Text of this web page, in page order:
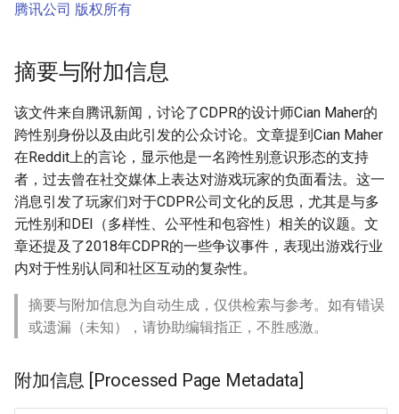
腾讯公司 版权所有
摘要与附加信息
该文件来自腾讯新闻，讨论了CDPR的设计师Cian Maher的
跨性别身份以及由此引发的公众讨论。文章提到Cian Maher
在Reddit上的言论，显示他是一名跨性别意识形态的支持
者，过去曾在社交媒体上表达对游戏玩家的负面看法。这一
消息引发了玩家们对于CDPR公司文化的反思，尤其是与多
元性别和DEI（多样性、公平性和包容性）相关的议题。文
章还提及了2018年CDPR的一些争议事件，表现出游戏行业
内对于性别认同和社区互动的复杂性。
摘要与附加信息为自动生成，仅供检索与参考。如有错误
或遗漏（未知），请协助编辑指正，不胜感激。
附加信息 [Processed Page Metadata]